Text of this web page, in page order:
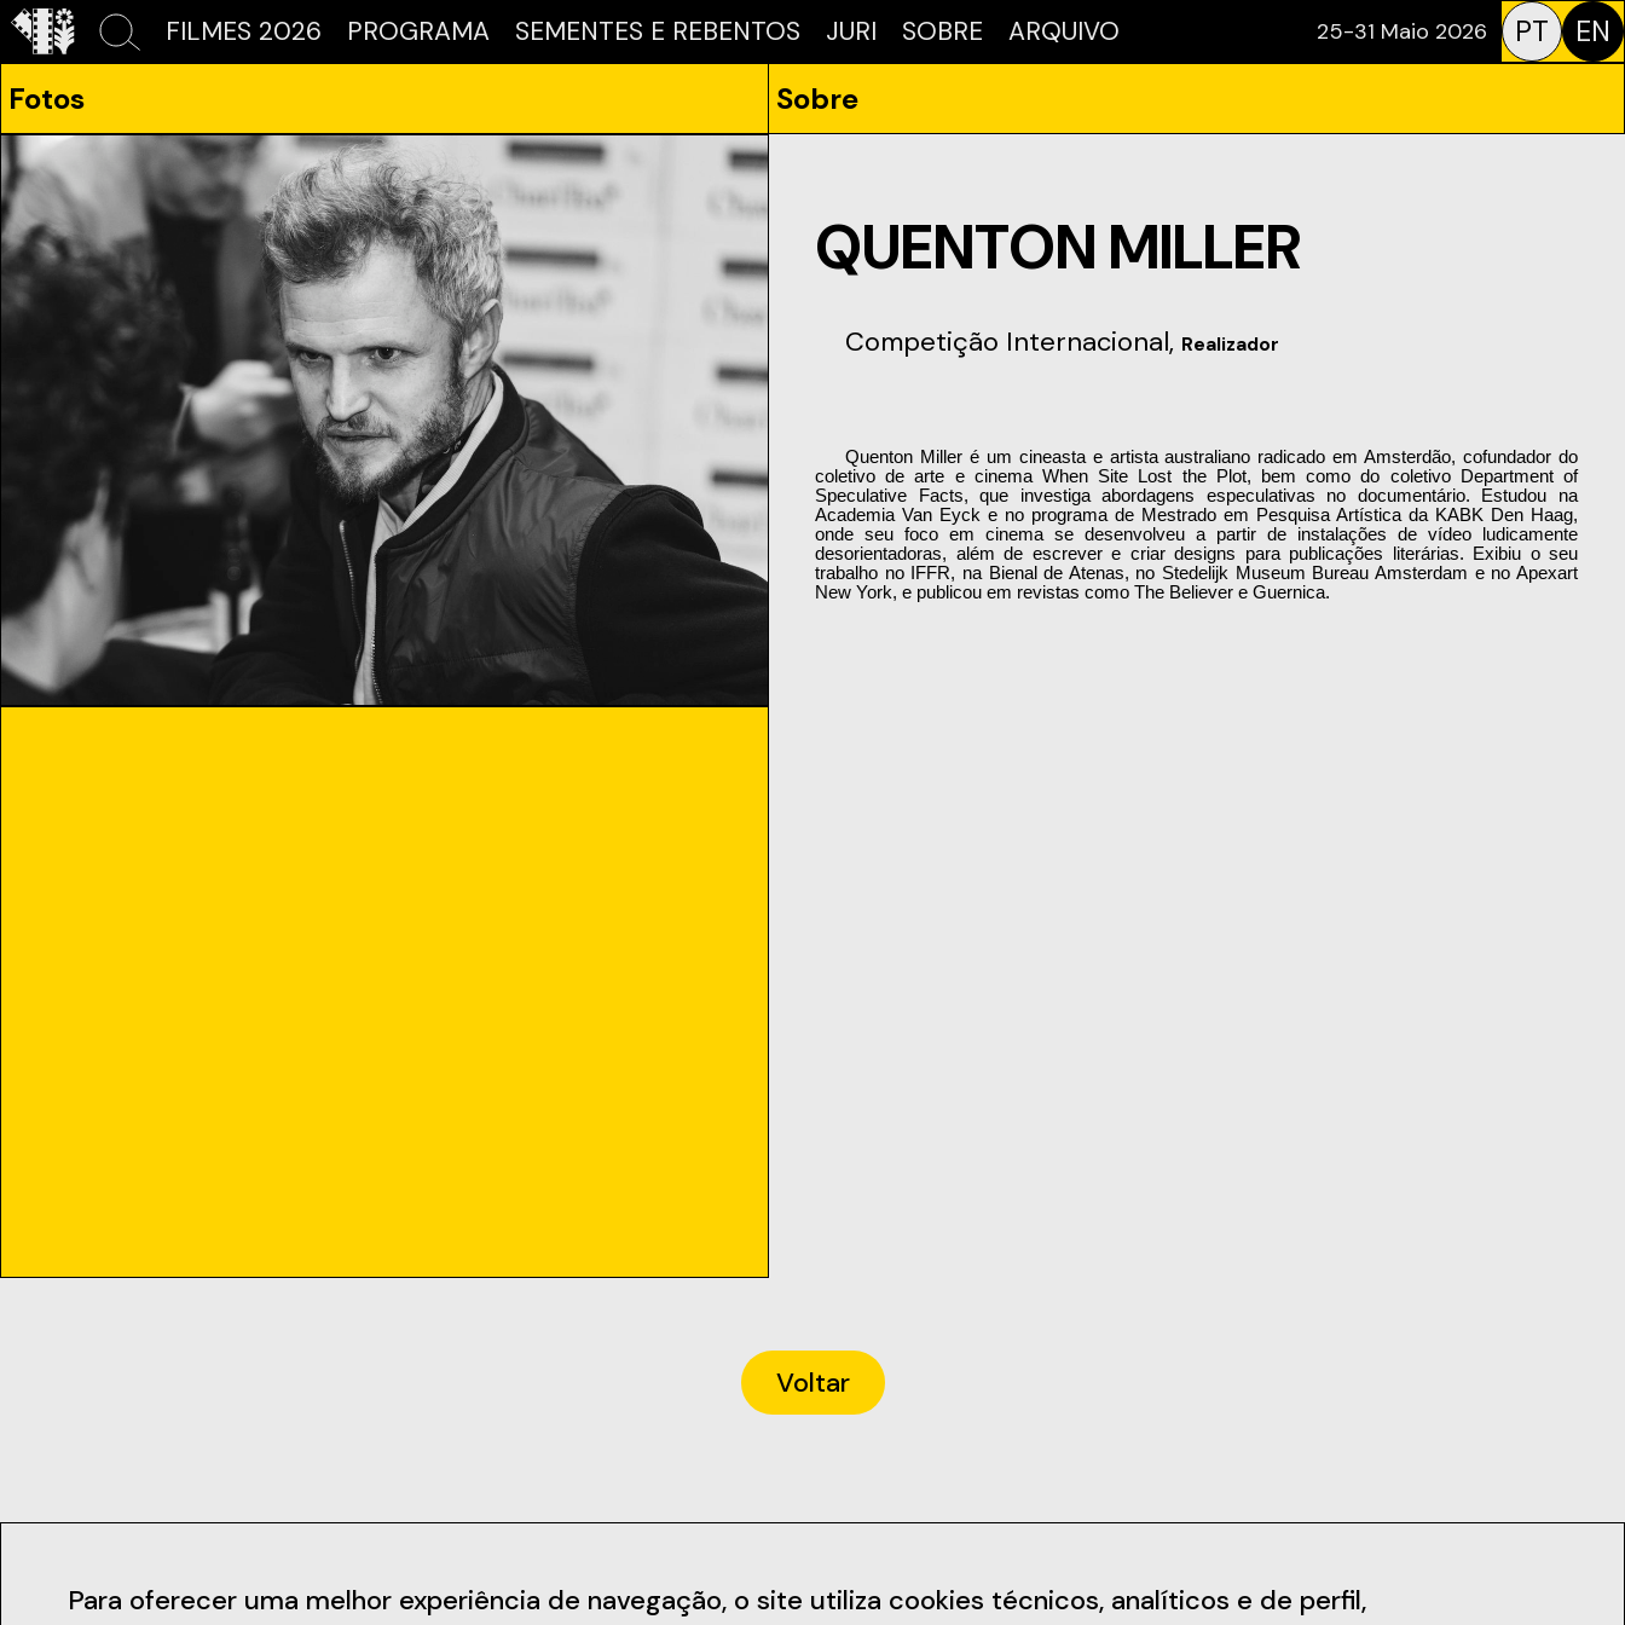
FILMES 2026 PROGRAMA SEMENTES E REBENTOS JURI SOBRE ARQUIVO 25-31 Maio 2026 PT EN
Fotos Sobre
QUENTON MILLER
Competição Internacional, Realizador
Quenton Miller é um cineasta e artista australiano radicado em Amsterdão, cofundador do
coletivo de arte e cinema When Site Lost the Plot, bem como do coletivo Department of
Speculative Facts, que investiga abordagens especulativas no documentário. Estudou na
Academia Van Eyck e no programa de Mestrado em Pesquisa Artística da KABK Den Haag,
onde seu foco em cinema se desenvolveu a partir de instalações de vídeo ludicamente
desorientadoras, além de escrever e criar designs para publicações literárias. Exibiu o seu
trabalho no IFFR, na Bienal de Atenas, no Stedelijk Museum Bureau Amsterdam e no Apexart
New York, e publicou em revistas como The Believer e Guernica.
Voltar
Para oferecer uma melhor experiência de navegação, o site utiliza cookies técnicos, analíticos e de perfil,
Contactos Informações Redes Sociais Notícias